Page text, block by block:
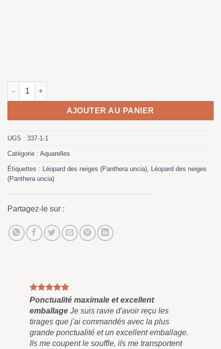
quantité de léopard des neiges
AJOUTER AU PANIER
UGS : 337-1-1
Catégorie : Aquarelles
Étiquettes : Léopard des neiges (Panthera uncia) Léopard des neiges
(Panthera uncia)
Partagez-le sur :
Ponctualité maximale et excellent
emballage Je suis ravie d'avoir reçu les
tirages que j'ai commandés avec la plus
grande ponctualité et un excellent emballage.
Ils me coupent le souffle, ils me transportent